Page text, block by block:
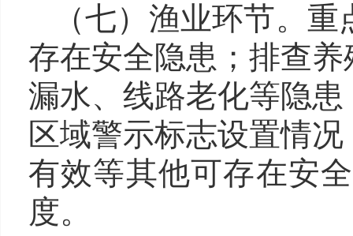
（七）渔业环节。 重
存在安全隐患；排查
漏水、线路老化等隐
区域警示标志设置情
有效等其他可存在安
度。